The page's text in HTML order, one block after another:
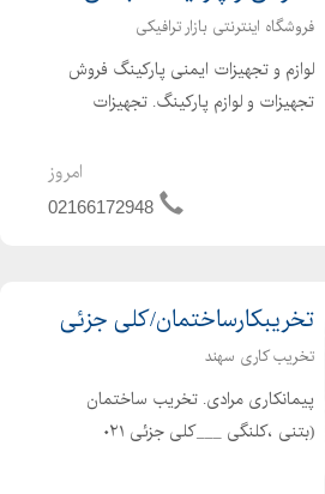
فروشگاه اینترنتی بازار ترافیکی
لوازم و تجهیزات ایمنی پارکینگ فروش
تجهیزات و لوازم پارکینگ. تجهیزات
تجهیزات ایمنی پارکینگ. مانع پلاستیکی
امروز
02166172948
تخریبکارساختمان/کلی جزئی
تخریب کاری سهند
پیمانکاری مرادی. تخریب ساختمان
(بتنی ،کلنگی ___کلی جزئی ۰۲۱